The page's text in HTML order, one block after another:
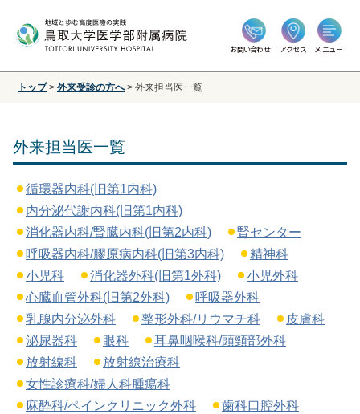
お問い合わせ アクセス メニュー
トップ > 外来受診の方へ > 外来担当医一覧
外来担当医一覧
循環器内科(旧第1内科)
内分泌代謝内科(旧第1内科)
消化器内科/腎臓内科(旧第2内科)
腎センター
呼吸器内科/膠原病内科(旧第3内科)
精神科
小児科
消化器外科(旧第1外科)
小児外科
心臓血管外科(旧第2外科)
呼吸器外科
乳腺内分泌外科
整形外科/リウマチ科
皮膚科
泌尿器科
眼科
耳鼻咽喉科/頭頸部外科
放射線科
放射線治療科
女性診療科/婦人科腫瘍科
麻酔科/ペインクリニック外科
歯科口腔外科